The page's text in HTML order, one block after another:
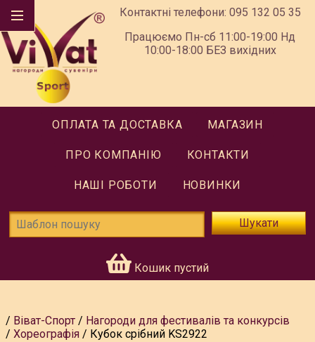
Контактні телефони: 095 132 05 35
Працюємо Пн-сб 11:00-19:00 Нд
10:00-18:00 БЕЗ вихідних
ОПЛАТА ТА ДОСТАВКА МАГАЗИН
ПРО КОМПАНІЮ КОНТАКТИ
НАШІ РОБОТИ НОВИНКИ
Шукати
Кошик пустий
Віват-Спорт
Нагороди для фестивалів та конкурсів
Хореографія
Кубок срібний KS2922